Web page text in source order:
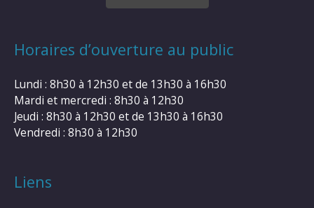
Horaires d’ouverture au public
Lundi : 8h30 à 12h30 et de 13h30 à 16h30
Mardi et mercredi : 8h30 à 12h30
Jeudi : 8h30 à 12h30 et de 13h30 à 16h30
Vendredi : 8h30 à 12h30
Liens